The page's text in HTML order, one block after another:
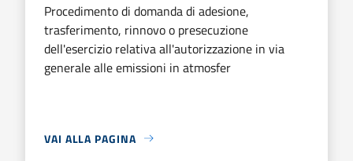
Procedimento di domanda di adesione,
trasferimento, rinnovo o presecuzione
dell'esercizio relativa all'autorizzazione in via
generale alle emissioni in atmosfer
VAI ALLA PAGINA